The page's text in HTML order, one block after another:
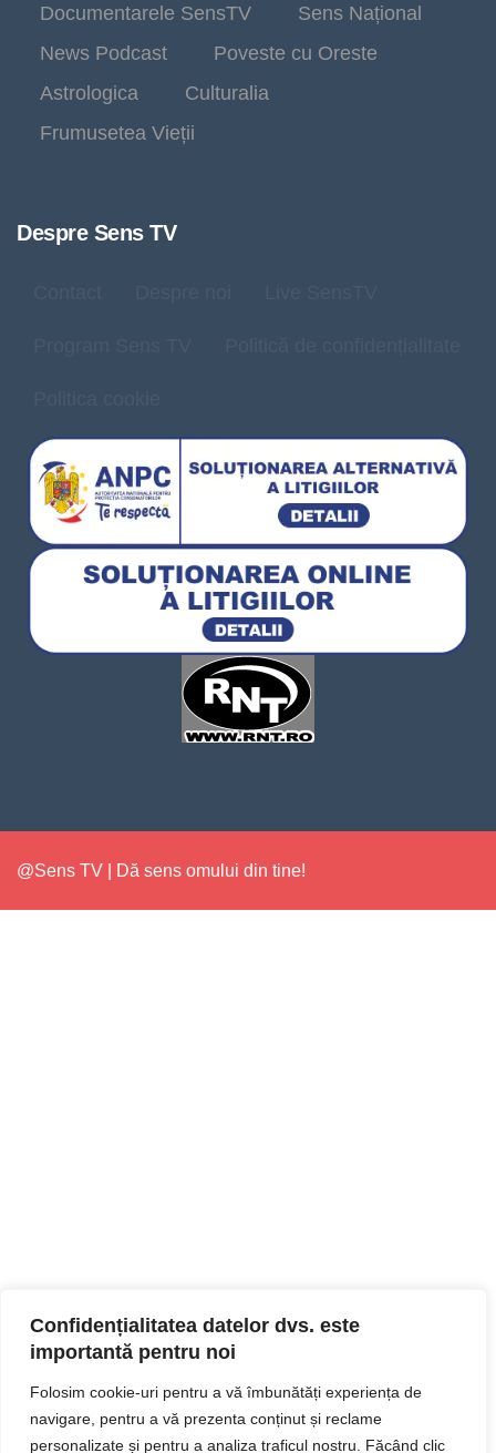
Confidențialitatea datelor dvs. este
importantă pentru noi
Folosim cookie-uri pentru a vă îmbunătăți experiența de
navigare, pentru a vă prezenta conținut și reclame
personalizate și pentru a analiza traficul nostru. Făcând clic
Documentarele SensTV
Sens Național
News Podcast
Poveste cu Oreste
Astrologica
Culturalia
Frumusetea Vieții
Despre Sens TV
@Sens TV | Dă sens omului din tine!